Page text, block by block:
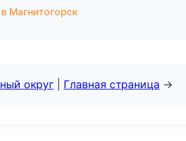
Магнитогорск
округ Главная страница →